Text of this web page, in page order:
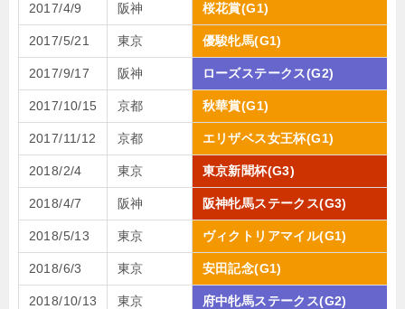
2017/4/9 阪神 桜花賞(G1)
2017/5/21 東京 優駿牝馬(G1)
2017/9/17 阪神 ローズステークス(G2)
2017/10/15 京都 秋華賞(G1)
2017/11/12 京都 エリザベス女王杯(G1)
2018/2/4 東京 東京新聞杯(G3)
2018/4/7 阪神 阪神牝馬ステークス(G3)
2018/5/13 東京 ヴィクトリアマイル(G1)
2018/6/3 東京 安田記念(G1)
2018/10/13 東京 府中牝馬ステークス(G2)